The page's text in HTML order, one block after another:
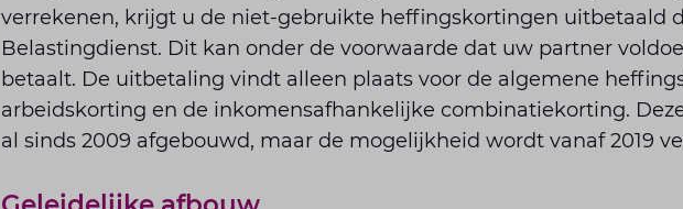
verrekenen, krijgt u de niet-gebruikte heffingskortingen uitbetaald
Belastingdienst. Dit kan onder de voorwaarde dat uw partner
betaalt. De uitbetaling vindt alleen plaats voor de algemene
arbeidskorting en de inkomensafhankelijke combinatiekorting.
al sinds 2009 afgebouwd, maar de mogelijkheid wordt vanaf 2019